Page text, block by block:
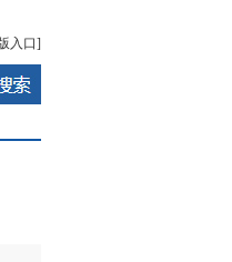
入口]